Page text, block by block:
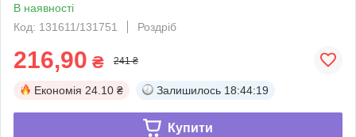
В наявності
Код: 131611/131751
Роздріб
216,90 ₴ 241 ₴
Економія 24.10 ₴ Залишилось 18:44:18
Купити